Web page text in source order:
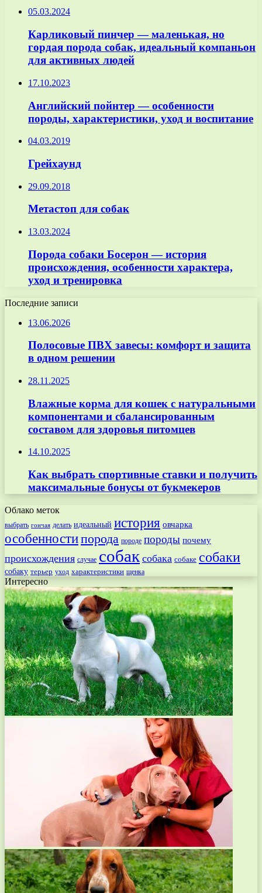
05.03.2024
Карликовый пинчер — маленькая, но
гордая порода собак, идеальный компаньон
для активных людей
17.10.2023
Английский пойнтер — особенности
породы, характеристики, уход и воспитание
04.03.2019
Грейхаунд
29.09.2018
Метастоп для собак
13.03.2024
Порода собаки Босерон — история
происхождения, особенности характера,
уход и тренировка
Последние записи
13.06.2026
Полосовые ПВХ завесы: комфорт и защита
в одном решении
28.11.2025
Влажные корма для кошек с натуральными
компонентами и сбалансированным
составом для здоровья питомцев
14.10.2025
Как выбрать спортивные ставки и получить
максимальные бонусы от букмекеров
Облако меток
выбрать гончая делать идеальный история овчарка
особенностипорода породе породы почему
происхождения случае собак собака собаке собаки
собаку терьер уход характеристики щенка
Интересно